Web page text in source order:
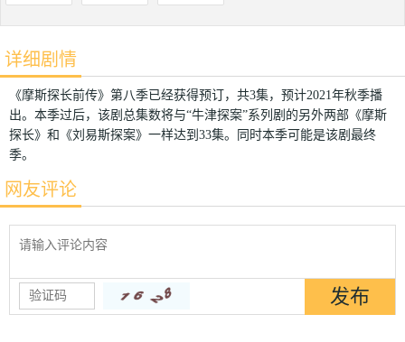
详细剧情
《摩斯探长前传》第八季已经获得预订，共3集，预计2021年秋季播
出。本季过后，该剧总集数将与“牛津探案”系列剧的另外两部《摩斯
探长》和《刘易斯探案》一样达到33集。同时本季可能是该剧最终
季。
网友评论